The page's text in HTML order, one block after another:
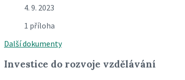
4. 9. 2023
1 příloha
Další dokumenty
Investice do rozvoje vzdělávání